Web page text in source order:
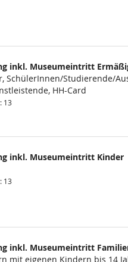
inkl. Museumeintritt
SchülerInnen/Studierende/
HH-Card
13
inkl. Museumeintritt Kinder
13
inkl. Museumeintritt
mit eigenen Kindern bis 14